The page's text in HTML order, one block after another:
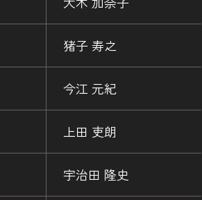
猪子 寿之
今江 元紀
上田 吏朗
宇治田 隆史